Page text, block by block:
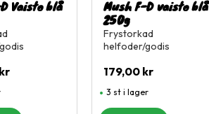
Vaisto blå Mush F-D vaisto blå
250g
Frystorkad
helfoder/godis
179,00kr
3 st i lager